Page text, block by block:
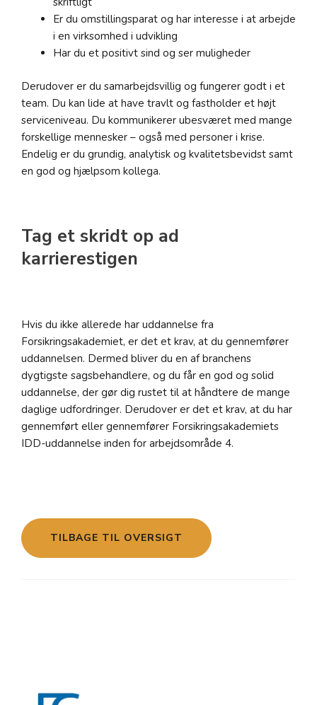
Er du omstillingsparat og har interesse i at arbejde
i en virksomhed i udvikling
Har du et positivt sind og ser muligheder
Derudover er du samarbejdsvillig og fungerer godt i et
team. Du kan lide at have travlt og fastholder et højt
serviceniveau. Du kommunikerer ubesværet med mange
forskellige mennesker – også med personer i krise.
Endelig er du grundig, analytisk og kvalitetsbevidst samt
en god og hjælpsom kollega.
Tag et skridt op ad
karrierestigen
Hvis du ikke allerede har uddannelse fra
Forsikringsakademiet, er det et krav, at du gennemfører
uddannelsen. Dermed bliver du en af branchens
dygtigste sagsbehandlere, og du får en god og solid
uddannelse, der gør dig rustet til at håndtere de mange
daglige udfordringer. Derudover er det et krav, at du har
gennemført eller gennemfører Forsikringsakademiets
IDD-uddannelse inden for arbejdsområde 4.
TILBAGE TIL OVERSIGT